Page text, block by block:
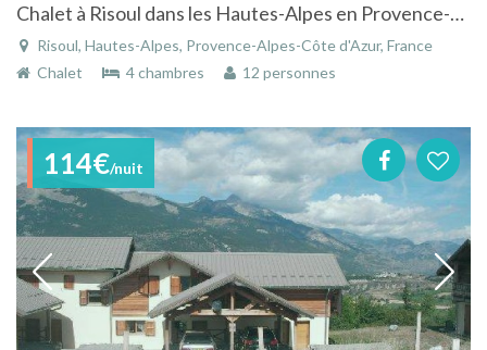
Chalet à Risoul dans les Hautes-Alpes en Provence-Alpes-Côte d'Azur avec vue panoramique
Risoul, Hautes-Alpes, Provence-Alpes-Côte d'Azur, France
Chalet
4 chambres 12 personnes
114€/nuit